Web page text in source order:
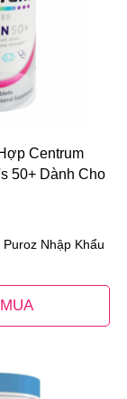
Centrum
50+ Dành Cho
Nhập Khẩu